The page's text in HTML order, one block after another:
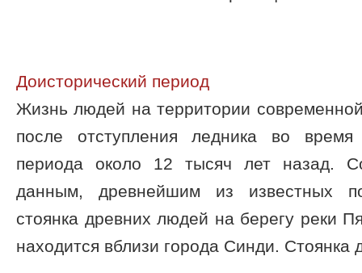
Доисторический период
Жизнь людей на территории
после отступления ледника во время
периода около 12 тысяч лет назад.
данным, древнейшим из известных
стоянка древних людей на берегу реки
находится вблизи города Синди. Стоянка